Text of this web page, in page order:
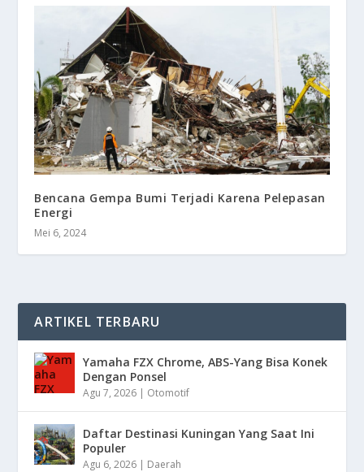
Bencana Gempa Bumi Terjadi Karena Pelepasan
Energi
Mei 6, 2024
ARTIKEL TERBARU
Yamaha FZX Chrome, ABS-Yang Bisa Konek
Dengan Ponsel
Agu 7, 2026 | Otomotif
Daftar Destinasi Kuningan Yang Saat Ini
Populer
Agu 6, 2026 | Daerah